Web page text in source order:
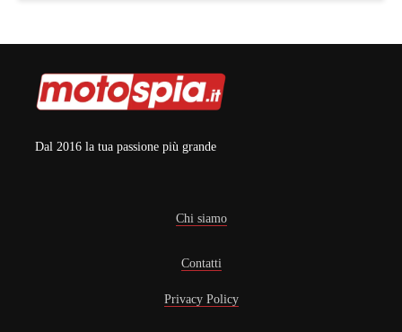
Dal 2016 la tua passione più grande
Chi siamo
Contatti
Privacy Policy